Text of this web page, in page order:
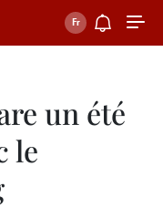
un été
le